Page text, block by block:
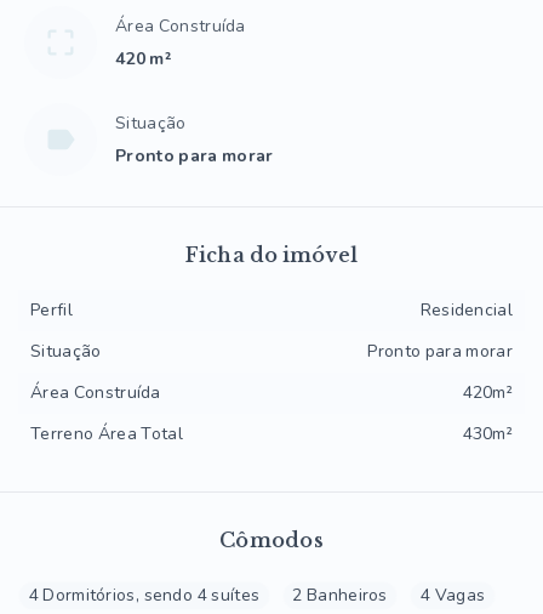
Área Construída
420 m²
Situação
Pronto para morar
Cômodos
4 Dormitórios, sendo 4 suítes 2 Banheiros
4 Vagas
Ficha do imóvel
Perfil
Residencial
Situação
Pronto para morar
Área Construída
420m²
Terreno Área Total
430m²